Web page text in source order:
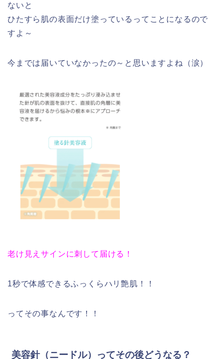
ないと
ひたすら肌の表面だけ塗っているってことになるので
すよ～
今までは届いていなかったの～と思いますよね（涙）
老け見えサインに刺して届ける！
1秒で体感できるふっくらハリ艶肌！！
ってその事なんです！！
美容針（ニードル）ってその後どうなる？